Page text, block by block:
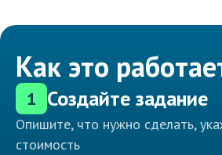
Как это
1 Создайте задание
Опишите, что нужно сделать,
стоимость